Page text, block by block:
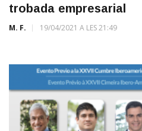
trobada empresarial
M. F. 19/04/2021 A LES 21:49